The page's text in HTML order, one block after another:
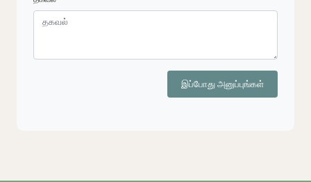
இப்போது அனுப்புங்கள்